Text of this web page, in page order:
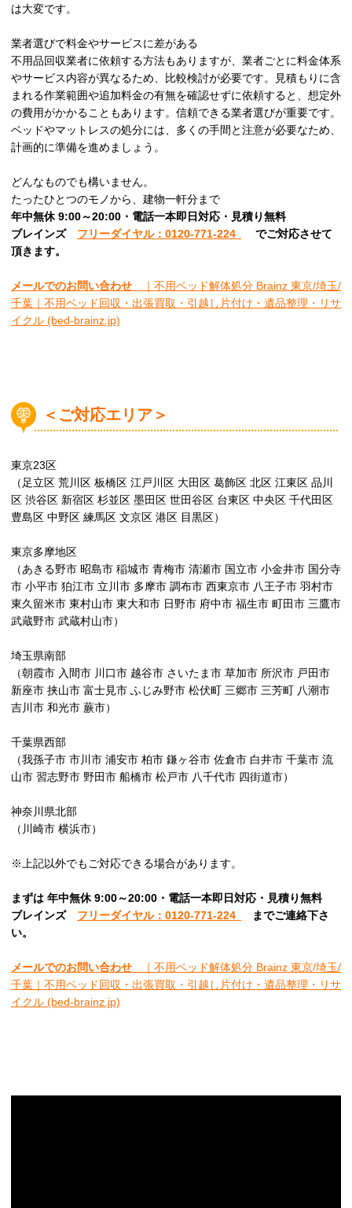
は大変です。
業者選びで料金やサービスに差がある
不用品回収業者に依頼する方法もありますが、業者ごとに料金体系
やサービス内容が異なるため、比較検討が必要です。見積もりに含
まれる作業範囲や追加料金の有無を確認せずに依頼すると、想定外
の費用がかかることもあります。信頼できる業者選びが重要です。
ベッドやマットレスの処分には、多くの手間と注意が必要なため、
計画的に準備を進めましょう。
どんなものでも構いません。
たったひとつのモノから、建物一軒分まで
年中無休 9:00～20:00・電話一本即日対応・見積り無料
ブレインズ フリーダイヤル：0120-771-224
でご対応させて
頂きます。
メールでのお問い合わせ
｜不用ベッド解体処分 Brainz 東京/埼玉/
千葉｜不用ベッド回収・出張買取・引越し片付け・遺品整理・リサ
イクル (bed-brainz.jp)
＜ご対応エリア＞
東京23区
（足立区 荒川区 板橋区 江戸川区 大田区 葛飾区 北区 江東区 品川
区 渋谷区 新宿区 杉並区 墨田区 世田谷区 台東区 中央区 千代田区
豊島区 中野区 練馬区 文京区 港区 目黒区）
東京多摩地区
（あきる野市 昭島市 稲城市 青梅市 清瀬市 国立市 小金井市 国分寺
市 小平市 狛江市 立川市 多摩市 調布市 西東京市 八王子市 羽村市
東久留米市 東村山市 東大和市 日野市 府中市 福生市 町田市 三鷹市
武蔵野市 武蔵村山市）
埼玉県南部
（朝霞市 入間市 川口市 越谷市 さいたま市 草加市 所沢市 戸田市
新座市 挟山市 富士見市 ふじみ野市 松伏町 三郷市 三芳町 八潮市
吉川市 和光市 蕨市）
千葉県西部
（我孫子市 市川市 浦安市 柏市 鎌ヶ谷市 佐倉市 白井市 千葉市 流
山市 習志野市 野田市 船橋市 松戸市 八千代市 四街道市）
神奈川県北部
（川崎市 横浜市）
※上記以外でもご対応できる場合があります。
まずは 年中無休 9:00～20:00・電話一本即日対応・見積り無料
ブレインズ フリーダイヤル：0120-771-224 までご連絡下さ
い。
メールでのお問い合わせ
｜不用ベッド解体処分 Brainz 東京/埼玉/
千葉｜不用ベッド回収・出張買取・引越し片付け・遺品整理・リサ
イクル (bed-brainz.jp)